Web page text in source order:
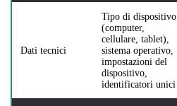
Dati tecnici
Tipo di dispositivo
(computer,
cellulare, tablet),
sistema operativo,
impostazioni del
dispositivo,
identificatori unici